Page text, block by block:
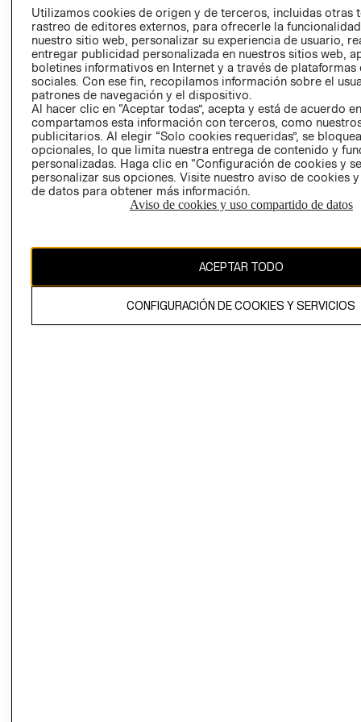
PRENSA
RELACIÓN CON
INVERSIONISTAS
POLÍTICA
EMPRESARIAL
- RETIRO EN
TIENDA
TÉRMINOS Y
CONDICIONES
AVISO DE
PRIVACIDAD
GIFT CARD
AVISO DE
COOKIES
CAMBIAR REGIÓN
Utilizamos cookies de origen y de terceros, incluidas otras
rastreo de editores externos, para ofrecerle la
nuestro sitio web, personalizar su experiencia de usuario,
entregar publicidad personalizada en nuestros sitios web,
boletines informativos en Internet y a través de plataformas
sociales. Con ese fin, recopilamos información sobre el
patrones de navegación y el dispositivo.
Al hacer clic en “Aceptar todas”, acepta y está de acuerdo
compartamos esta información con terceros, como
publicitarios. Al elegir “Solo cookies requeridas”, se
opcionales, lo que limita nuestra entrega de contenido y
personalizadas. Haga clic en “Configuración de cookies y
personalizar sus opciones. Visite nuestro aviso de cookies
de datos para obtener más información.
Aviso de cookies y uso compartido de datos
ACEPTAR TODO
CONFIGURACIÓN DE COOKIES Y SERVICIOS